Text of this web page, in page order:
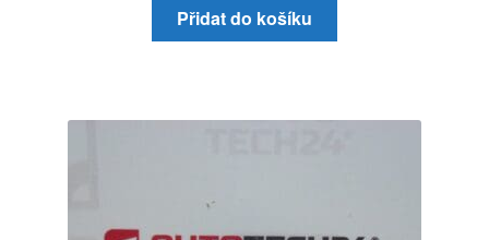
Přidat do košíku